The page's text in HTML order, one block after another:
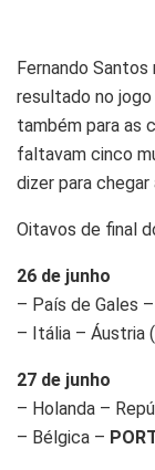
Fernando
resultado no jogo
também para as
faltavam cinco
dizer para
Oitavos de final
26 de junho
– País de Gales
– Itália – Áustria
27 de junho
– Holanda –
– Bélgica –